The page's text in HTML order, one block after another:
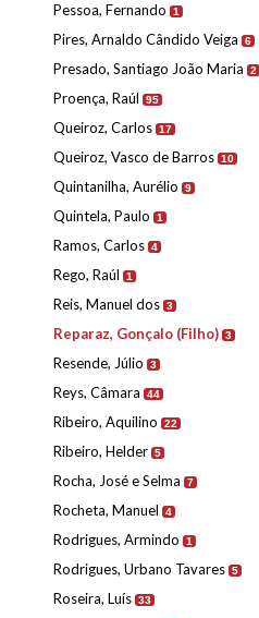
Pessoa, Fernando 1
Pires, Arnaldo Cândido Veiga 6
Presado, Santiago João Maria 2
Proença, Raúl 95
Queiroz, Carlos 17
Queiroz, Vasco de Barros 10
Quintanilha, Aurélio 9
Quintela, Paulo 1
Ramos, Carlos 4
Rego, Raúl 1
Reis, Manuel dos 3
Reparaz, Gonçalo (Filho) 3
Resende, Júlio 3
Reys, Câmara 44
Ribeiro, Aquilino 22
Ribeiro, Helder 5
Rocha, José e Selma 7
Rocheta, Manuel 4
Rodrigues, Armindo 1
Rodrigues, Urbano Tavares 5
Roseira, Luís 33